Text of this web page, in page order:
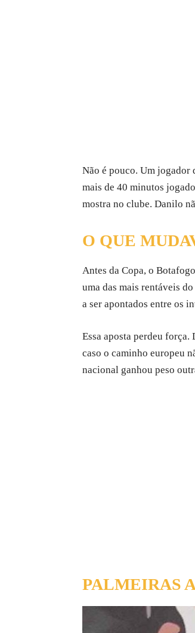
Não é pouco. Um jogador
mais de 40 minutos
mostra no clube. Danilo
O QUE
Antes da Copa, o
uma das mais rentáveis
a ser apontados entre os
Essa aposta perdeu
caso o caminho europeu
nacional ganhou peso
PALMEIRAS